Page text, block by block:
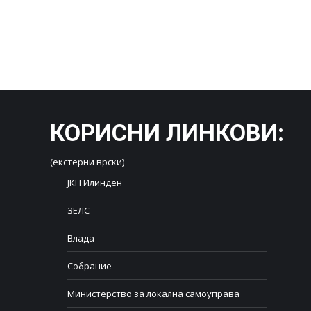
КОРИСНИ ЛИНКОВИ:
(екстерни врски)
ЈКП Илинден
ЗЕЛС
Влада
Собрание
Министерство за локална самоуправа